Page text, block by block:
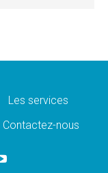
inquiétant
d'espoir pour
Les services
Contactez-nous